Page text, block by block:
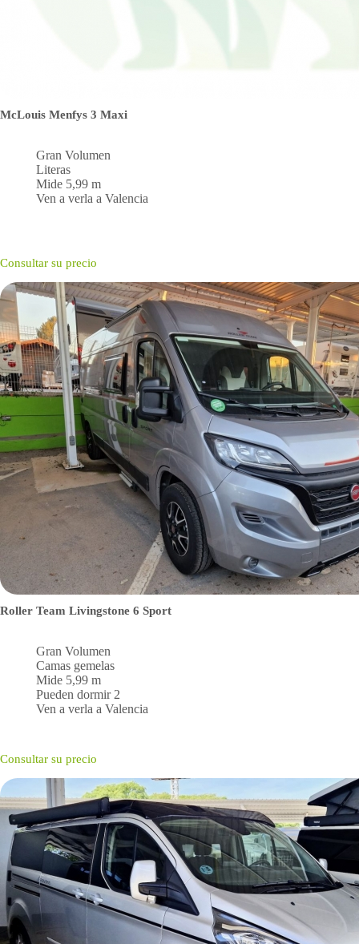
McLouis Menfys 3 Maxi
Gran Volumen
Literas
Mide 5,99 m
Ven a verla a Valencia
Consultar su precio
Roller Team Livingstone 6 Sport
Gran Volumen
Camas gemelas
Mide 5,99 m
Pueden dormir 2
Ven a verla a Valencia
Consultar su precio